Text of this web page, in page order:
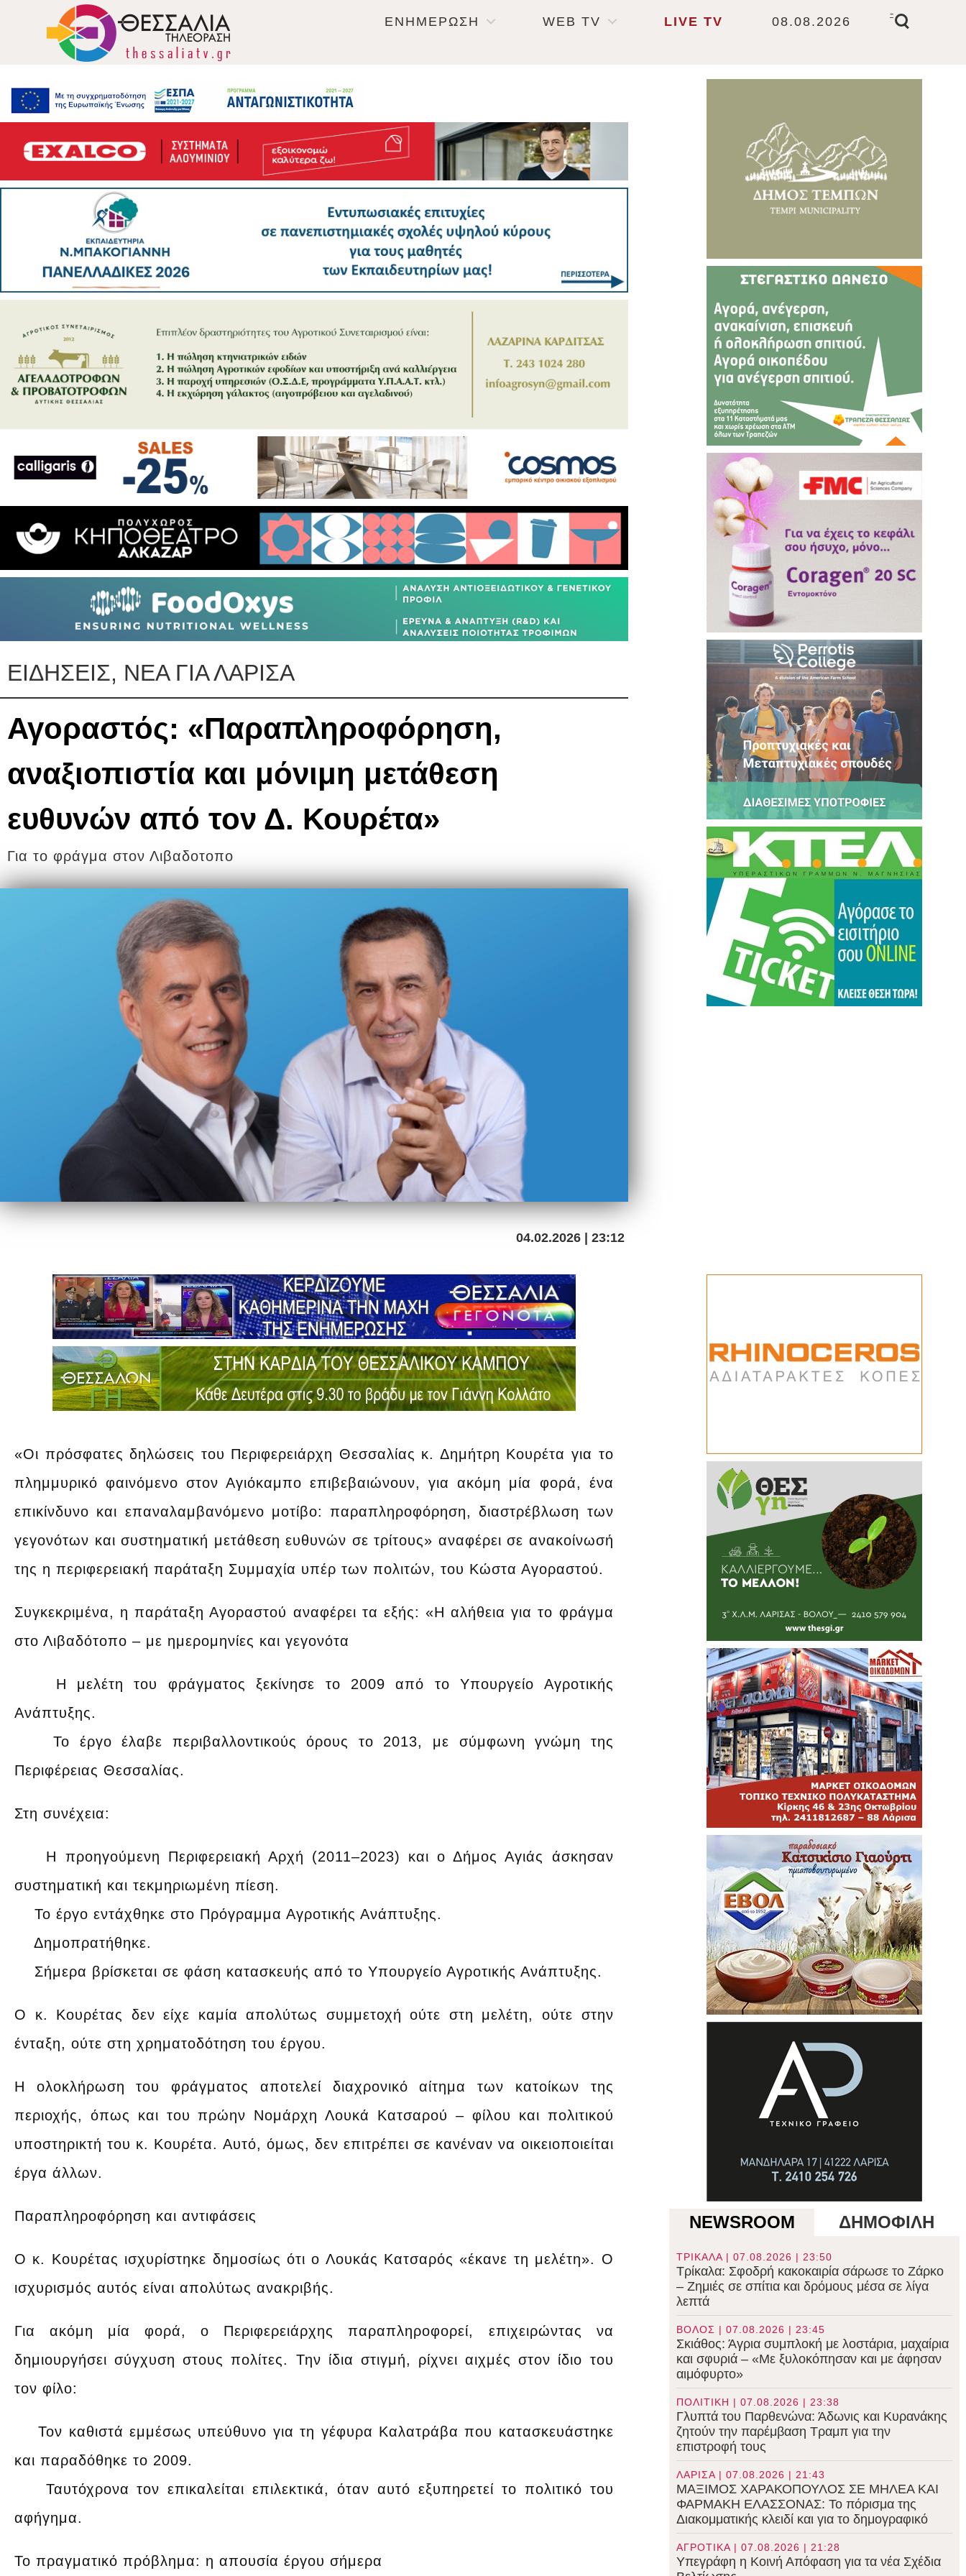
ΕΝΗΜΕΡΩΣΗ WEB TV LIVE TV 08.08.2026
-
ΕΙΔΗΣΕΙΣ, ΝΕΑ ΓΙΑ ΛΑΡΙΣΑ
Αγοραστός: «Παραπληροφόρηση,
αναξιοπιστία και μόνιμη μετάθεση
ευθυνών από τον Δ. Κουρέτα»
Για το φράγμα στον Λιβαδοτοπο
04.02.2026 | 23:12
«Οι πρόσφατες δηλώσεις του Περιφερειάρχη Θεσσαλίας κ. Δημήτρη Κουρέτα για το
πλημμυρικό φαινόμενο στον Αγιόκαμπο επιβεβαιώνουν, για ακόμη μία φορά, ένα
επικίνδυνο και επαναλαμβανόμενο μοτίβο: παραπληροφόρηση, διαστρέβλωση των
γεγονότων και συστηματική μετάθεση ευθυνών σε τρίτους» αναφέρει σε ανακοίνωσή
της η περιφερειακή παράταξη Συμμαχία υπέρ των πολιτών, του Κώστα Αγοραστού.
Συγκεκριμένα, η παράταξη Αγοραστού αναφέρει τα εξής: «Η αλήθεια για το φράγμα
στο Λιβαδότοπο – με ημερομηνίες και γεγονότα
Η μελέτη του φράγματος ξεκίνησε το 2009 από το Υπουργείο Αγροτικής
Ανάπτυξης.
Το έργο έλαβε περιβαλλοντικούς όρους το 2013, με σύμφωνη γνώμη της
Περιφέρειας Θεσσαλίας.
Στη συνέχεια:
Η προηγούμενη Περιφερειακή Αρχή (2011–2023) και ο Δήμος Αγιάς άσκησαν
συστηματική και τεκμηριωμένη πίεση.
Το έργο εντάχθηκε στο Πρόγραμμα Αγροτικής Ανάπτυξης.
Δημοπρατήθηκε.
Σήμερα βρίσκεται σε φάση κατασκευής από το Υπουργείο Αγροτικής Ανάπτυξης.
Ο κ. Κουρέτας δεν είχε καμία απολύτως συμμετοχή ούτε στη μελέτη, ούτε στην
ένταξη, ούτε στη χρηματοδότηση του έργου.
Η ολοκλήρωση του φράγματος αποτελεί διαχρονικό αίτημα των κατοίκων της
περιοχής, όπως και του πρώην Νομάρχη Λουκά Κατσαρού – φίλου και πολιτικού
υποστηρικτή του κ. Κουρέτα. Αυτό, όμως, δεν επιτρέπει σε κανέναν να οικειοποιείται
έργα άλλων.
Παραπληροφόρηση και αντιφάσεις
Ο κ. Κουρέτας ισχυρίστηκε δημοσίως ότι ο Λουκάς Κατσαρός «έκανε τη μελέτη». Ο
ισχυρισμός αυτός είναι απολύτως ανακριβής.
Για ακόμη μία φορά, ο Περιφερειάρχης παραπληροφορεί, επιχειρώντας να
δημιουργήσει σύγχυση στους πολίτες. Την ίδια στιγμή, ρίχνει αιχμές στον ίδιο του
τον φίλο:
Τον καθιστά εμμέσως υπεύθυνο για τη γέφυρα Καλατράβα που κατασκευάστηκε
και παραδόθηκε το 2009.
Ταυτόχρονα τον επικαλείται επιλεκτικά, όταν αυτό εξυπηρετεί το πολιτικό του
αφήγημα.
Το πραγματικό πρόβλημα: η απουσία έργου σήμερα
NEWSROOM ΔΗΜΟΦΙΛΗ
ΤΡΙΚΑΛΑ | 07.08.2026 | 23:50
Τρίκαλα: Σφοδρή κακοκαιρία σάρωσε το Ζάρκο
– Ζημιές σε σπίτια και δρόμους μέσα σε λίγα
λεπτά
ΒΟΛΟΣ | 07.08.2026 | 23:45
Σκιάθος: Άγρια συμπλοκή με λοστάρια, μαχαίρια
και σφυριά – «Με ξυλοκόπησαν και με άφησαν
αιμόφυρτο»
ΠΟΛΙΤΙΚΗ | 07.08.2026 | 23:38
Γλυπτά του Παρθενώνα: Άδωνις και Κυρανάκης
ζητούν την παρέμβαση Τραμπ για την
επιστροφή τους
ΛΑΡΙΣΑ | 07.08.2026 | 21:43
ΜΑΞΙΜΟΣ ΧΑΡΑΚΟΠΟΥΛΟΣ ΣΕ ΜΗΛΕΑ ΚΑΙ
ΦΑΡΜΑΚΗ ΕΛΑΣΣΟΝΑΣ: Το πόρισμα της
Διακομματικής κλειδί και για το δημογραφικό
ΑΓΡΟΤΙΚΑ | 07.08.2026 | 21:28
Υπεγράφη η Κοινή Απόφαση για τα νέα Σχέδια